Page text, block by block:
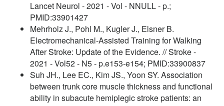
Lancet Neurol - 2021 - Vol - NNULL - p.;
PMID:33901427
Mehrholz J., Pohl M., Kugler J., Elsner B.
Electromechanical-Assisted Training for Walking
After Stroke: Update of the Evidence. // Stroke -
2021 - Vol52 - N5 - p.e153-e154; PMID:33900837
Suh JH., Lee EC., Kim JS., Yoon SY. Association
between trunk core muscle thickness and functional
ability in subacute hemiplegic stroke patients: an